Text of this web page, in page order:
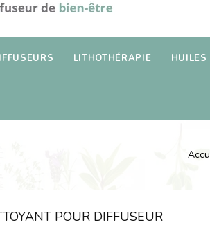
LITHOTHÉRAPIE HUILES
POUR DIFFUSEUR